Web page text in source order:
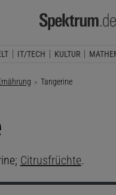
IT/TECH KULTUR
Aktuelle Seite:
Tangerine
Citrusfrüchte.